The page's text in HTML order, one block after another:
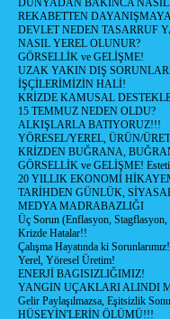
DÜNYADAN BAKINCA
REKABETTEN
DEVLET NEDEN TASARRUF
NASIL YEREL OLUNUR?
GÖRSELLİK ve GELİŞME!
UZAK YAKIN DIŞ
İŞÇİLERİMİZİN HALİ!
KRİZDE KAMUSAL
15 TEMMUZ NEDEN OLDU?
ALKIŞLARLA BATIYORUZ!!!
YÖRESEL/YEREL, ÜRÜN/
KRİZDEN BUĞRANA,
GÖRSELLİK ve GELİŞME!
20 YILLIK EKONOMİ
TARİHDEN GÜNLÜK,
MEDYA MADRABAZLIĞI
Üç Sorun (Enflasyon, Stagflasyon,
Krizde Hatalar!!
Çalışma Hayatında ki
Yerel, Yöresel Üretim!
ENERJİ BAGISIZLIĞIMIZ!
YANGIN UÇAKLARI ALINDI
Gelir Paylaşılmazsa, Eşitsizlik
HÜSEYİN'LERİN ÖLÜMÜ!!!